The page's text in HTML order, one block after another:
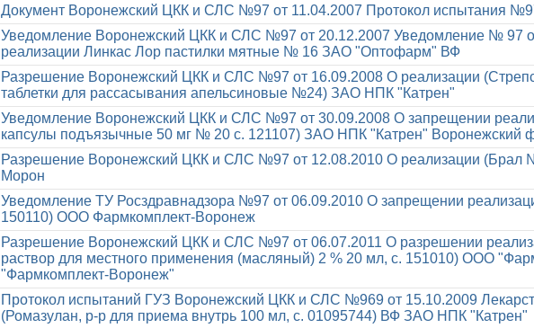
Документ Воронежский ЦКК и СЛС №97 от 11.04.2007 Протокол испытания
Уведомление Воронежский ЦКК и СЛС №97 от 20.12.2007 Уведомление № 97
реализации Линкас Лор пастилки мятные № 16 ЗАО "Оптофарм" ВФ
Разрешение Воронежский ЦКК и СЛС №97 от 16.09.2008 О реализации
таблетки для рассасывания апельсиновые №24) ЗАО НПК "Катрен"
Уведомление Воронежский ЦКК и СЛС №97 от 30.09.2008 О запрещении
капсулы подъязычные 50 мг № 20 с. 121107) ЗАО НПК "Катрен" Воронежский
Разрешение Воронежский ЦКК и СЛС №97 от 12.08.2010 О реализации (Брал
Морон
Уведомление ТУ Росздравнадзора №97 от 06.09.2010 О запрещении
150110) ООО Фармкомплект-Воронеж
Разрешение Воронежский ЦКК и СЛС №97 от 06.07.2011 О разрешении
раствор для местного применения (масляный) 2 % 20 мл, с. 151010) ООО
"Фармкомплект-Воронеж"
Протокол испытаний ГУЗ Воронежский ЦКК и СЛС №969 от 15.10.2009
(Ромазулан, р-р для приема внутрь 100 мл, с. 01095744) ВФ ЗАО НПК "Катрен"